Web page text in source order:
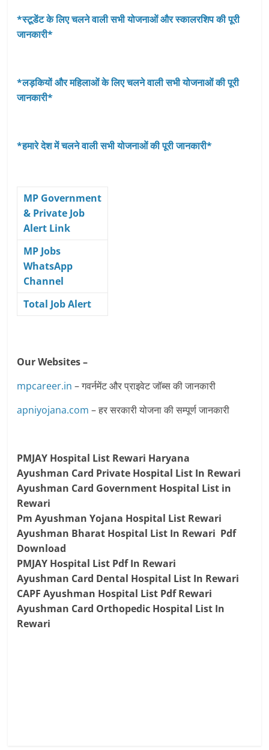
*स्टूडेंट के लिए चलने वाली सभी योजनाओं और स्कालरशिप की पूरी
जानकारी*
*लड़कियों और महिलाओं के लिए चलने वाली सभी योजनाओं की पूरी
जानकारी*
*हमारे देश में चलने वाली सभी योजनाओं की पूरी जानकारी*
MP Government
& Private Job
Alert Link
MP Jobs
WhatsApp
Channel
Total Job Alert
Our Websites –
mpcareer.in – गवर्नमेंट और प्राइवेट जॉब्‍स की जानकारी
apniyojana.com – हर सरकारी योजना की सम्पूर्ण जानकारी
PMJAY Hospital List Rewari Haryana
Ayushman Card Private Hospital List In Rewari
Ayushman Card Government Hospital List in
Rewari
Pm Ayushman Yojana Hospital List Rewari
Ayushman Bharat Hospital List In Rewari Pdf
Download
PMJAY Hospital List Pdf In Rewari
Ayushman Card Dental Hospital List In Rewari
CAPF Ayushman Hospital List Pdf Rewari
Ayushman Card Orthopedic Hospital List In
Rewari